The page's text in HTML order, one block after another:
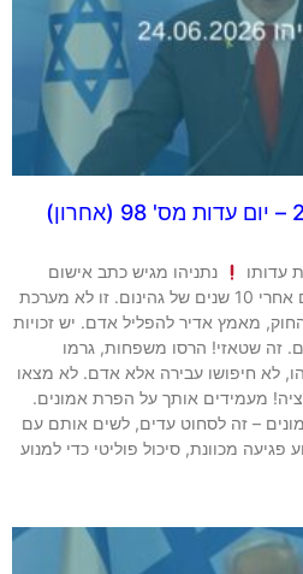
נתניהו מגיש כתב אישום
חריף נגד הפרקליטות: אני מסיים אחרי 10 שנים של גהינום. זו לא מערכת
אדיר להפליל אדם. יש זכויות
הרסו משפחות, גרמו
חיפושו עבירה אלא אדם. לא מצאו
אותך על הפרת אמונים.
– זה לסחוט עדים, לשים אותם עם
מכוונת, סיכול פוליטי כדי למנוע